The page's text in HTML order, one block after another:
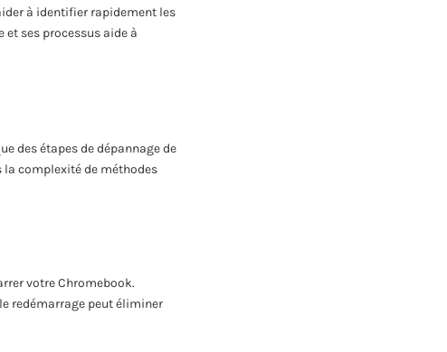
à identifier rapidement les
ses processus aide à
des étapes de dépannage de
la complexité de méthodes
votre Chromebook.
redémarrage peut éliminer